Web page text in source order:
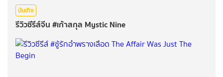
บันเทิง
รีวิวซีรีส์จีน #เก้าสกุล Mystic Nine